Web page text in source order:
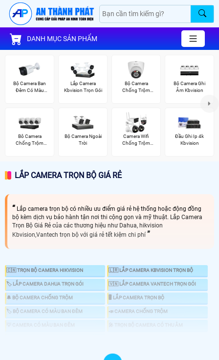
DANH MỤC SẢN PHẨM
Bộ Camera Ban
Đêm Có Màu
Lắp Camera
Kbvision Trọn Gói
Bộ Camera
Chống Trộm
Bộ Camera Ghi
Âm Kbvision
Bô Camera
Chống Trộm
Bộ Camera Ngoài
Trời
Camera Wifi
Chống Trộm
Đầu Ghi Ip 4k
Kbvision
LẮP CAMERA TRỌN BỘ GIÁ RẺ
Lắp camera trọn bộ có nhiều ưu điểm giá rẻ hệ thống hoặc động đồng
bộ kèm dịch vụ bảo hành tận nơi thi cộng gọn và mỹ thuật. Lắp Camera
Trọn Bộ Giá Rẻ của các thương hiệu như Dahua, hikvision
Kbvision,Vantech trọn bộ với giá rẻ tết kiệm chi phí
🇨🇳 TRỌN BỘ CAMERA HIKVISION 🇱🇷 LẮP CAMERA KBVISION TRỌN BỘ
🏷 LẮP CAMERA DAHUA TRỌN GÓI 🇻🇳 LẮP CAMERA VANTECH TRỌN GÓI
🔔 BỘ CAMERA CHỐNG TRỘM 🖥 LẮP CAMERA TRỌN BỘ
🏷 BỘ CAMERA CÓ MÀU BAN ĐÊM 📣 CAMERA CHỐNG TRỘM